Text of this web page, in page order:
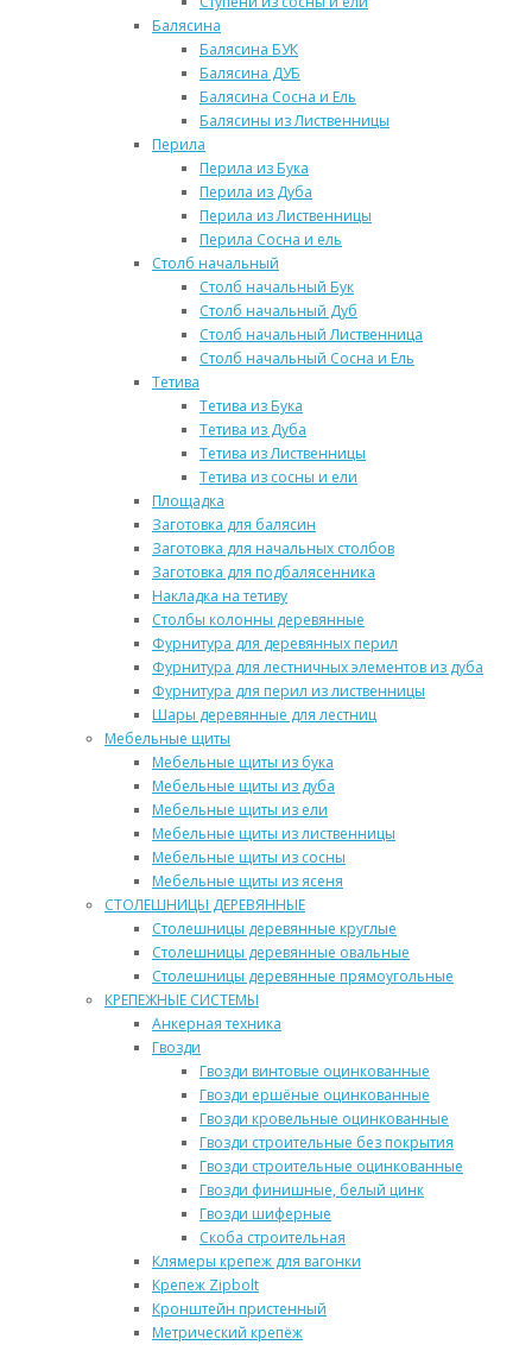
Балясина
Балясина БУК
Балясина ДУБ
Балясина Сосна и Ель
Балясины из Лиственницы
Перила
Перила из Бука
Перила из Дуба
Перила из Лиственницы
Перила Сосна и ель
Столб начальный
Столб начальный Бук
Столб начальный Дуб
Столб начальный Лиственница
Столб начальный Сосна и Ель
Тетива
Тетива из Бука
Тетива из Дуба
Тетива из Лиственницы
Тетива из сосны и ели
Площадка
Заготовка для балясин
Заготовка для начальных столбов
Заготовка для подбалясенника
Накладка на тетиву
Столбы колонны деревянные
Фурнитура для деревянных перил
Фурнитура для лестничных элементов из дуба
Фурнитура для перил из лиственницы
Шары деревянные для лестниц
Мебельные щиты
Мебельные щиты из бука
Мебельные щиты из дуба
Мебельные щиты из ели
Мебельные щиты из лиственницы
Мебельные щиты из сосны
Мебельные щиты из ясеня
СТОЛЕШНИЦЫ ДЕРЕВЯННЫЕ
Столешницы деревянные круглые
Столешницы деревянные овальные
Столешницы деревянные прямоугольные
КРЕПЕЖНЫЕ СИСТЕМЫ
Анкерная техника
Гвозди
Гвозди винтовые оцинкованные
Гвозди ершёные оцинкованные
Гвозди кровельные оцинкованные
Гвозди строительные без покрытия
Гвозди строительные оцинкованные
Гвозди финишные, белый цинк
Гвозди шиферные
Скоба строительная
Клямеры крепеж для вагонки
Крепеж Zipbolt
Кронштейн пристенный
Метрический крепёж